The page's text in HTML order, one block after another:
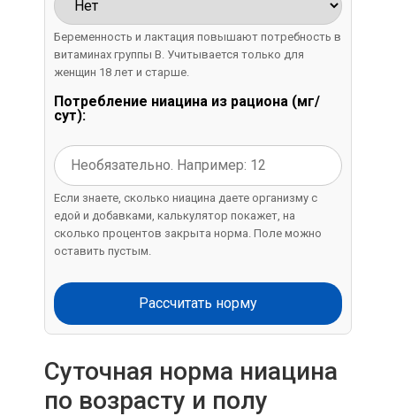
Беременность и лактация повышают потребность в
витаминах группы B. Учитывается только для
женщин 18 лет и старше.
Потребление ниацина из рациона (мг/
сут):
Если знаете, сколько ниацина даете организму с
едой и добавками, калькулятор покажет, на
сколько процентов закрыта норма. Поле можно
оставить пустым.
Рассчитать норму
Суточная норма ниацина
по возрасту и полу